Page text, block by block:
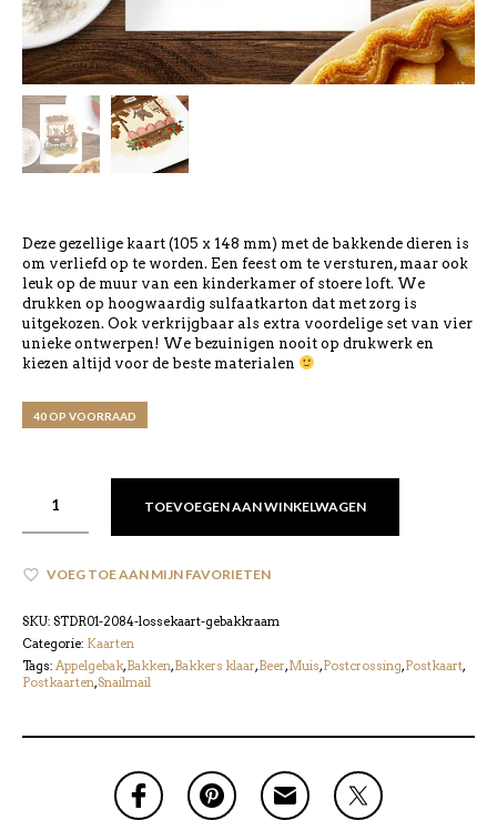
Deze gezellige kaart (105 x 148 mm) met de bakkende dieren is
om verliefd op te worden. Een feest om te versturen, maar ook
leuk op de muur van een kinderkamer of stoere loft. We
drukken op hoogwaardig sulfaatkarton dat met zorg is
uitgekozen. Ook verkrijgbaar als extra voordelige set van vier
unieke ontwerpen! We bezuinigen nooit op drukwerk en
kiezen altijd voor de beste materialen
40 OP VOORRAAD
TOEVOEGEN AAN WINKELWAGEN
VOEG TOE AAN MIJN FAVORIETEN
SKU: STDR01-2084-lossekaart-gebakkraam
Categorie: Kaarten
Tags: Appelgebak,Bakken,Bakkers klaar,Beer,Muis,Postcrossing,Postkaart,
Postkaarten,Snailmail